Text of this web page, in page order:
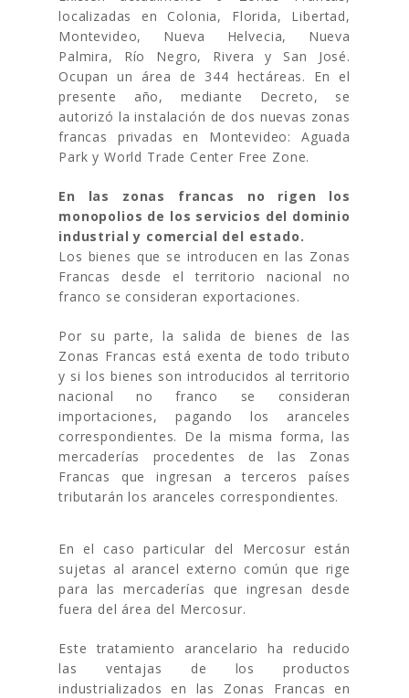
localizadas en Colonia, Florida, Libertad,
Montevideo, Nueva Helvecia, Nueva
Palmira, Río Negro, Rivera y San José.
Ocupan un área de 344 hectáreas. En el
presente año, mediante Decreto, se
autorizó la instalación de dos nuevas zonas
francas privadas en Montevideo: Aguada
Park y World Trade Center Free Zone.
En las zonas francas no rigen los
monopolios de los servicios del dominio
industrial y comercial del estado.
Los bienes que se introducen en las Zonas
Francas desde el territorio nacional no
franco se consideran exportaciones.
Por su parte, la salida de bienes de las
Zonas Francas está exenta de todo tributo
y si los bienes son introducidos al territorio
nacional no franco se consideran
importaciones, pagando los aranceles
correspondientes. De la misma forma, las
mercaderías procedentes de las Zonas
Francas que ingresan a terceros países
tributarán los aranceles correspondientes.
En el caso particular del Mercosur están
sujetas al arancel externo común que rige
para las mercaderías que ingresan desde
fuera del área del Mercosur.
Este tratamiento arancelario ha reducido
las ventajas de los productos
industrializados en las Zonas Francas en